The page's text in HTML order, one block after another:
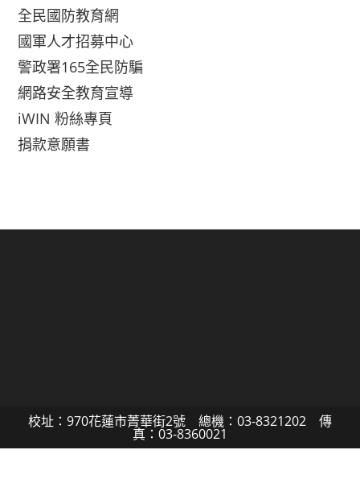
全民國防教育網
國軍人才招募中心
警政署165全民防騙
網路安全教育宣導
iWIN 粉絲專頁
捐款意願書
校址：970花蓮市菁華街2號 總機：03-8321202 傳
真：03-8360021